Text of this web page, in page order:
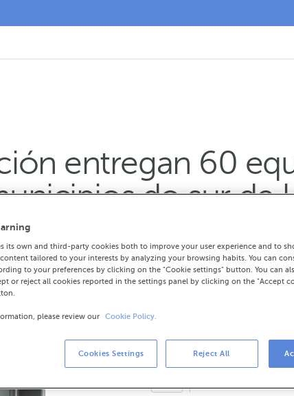
entregan 60
do sur de
facilitou o apoio loxístico
global de 1053 equipos de
os incendios de ABANCA e
de restauración ambiental
its own and third-party cookies both to improve your user experience and to
tailored to your interests by analyzing your browsing habits. You can
to your preferences by clicking on the "Cookie settings" button. You can
or reject all cookies reported in the settings panel by clicking on the "Accept
please review our Cookie Policy.
Cookies Settings Reject All